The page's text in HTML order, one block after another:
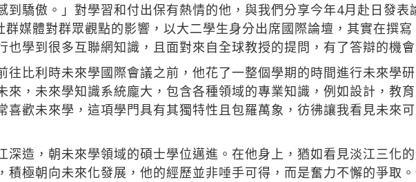
到驕傲。」對學習和付出保有熱情的他，與我們分享今年4月赴日發表
媒體對群眾觀點的影響，以大二學生身分出席國際論壇，其實在撰寫
也學到很多互聯網知識，且面對來自全球教授的提問，有了答辯的機會
比利時未來學國際會議之前，他花了一整個學期的時間進行未來學研
來，未來學知識系統龐大，包含各種領域的專業知識，例如設計，教
喜歡未來學，這項學門具有其獨特性且包羅萬象，彷彿讓我看見未來
深造，朝未來學領域的碩士學位邁進。在他身上，猶如看見淡江三化
積極朝向未來化發展，他的經歷並非唾手可得，而是奮力不懈的爭取